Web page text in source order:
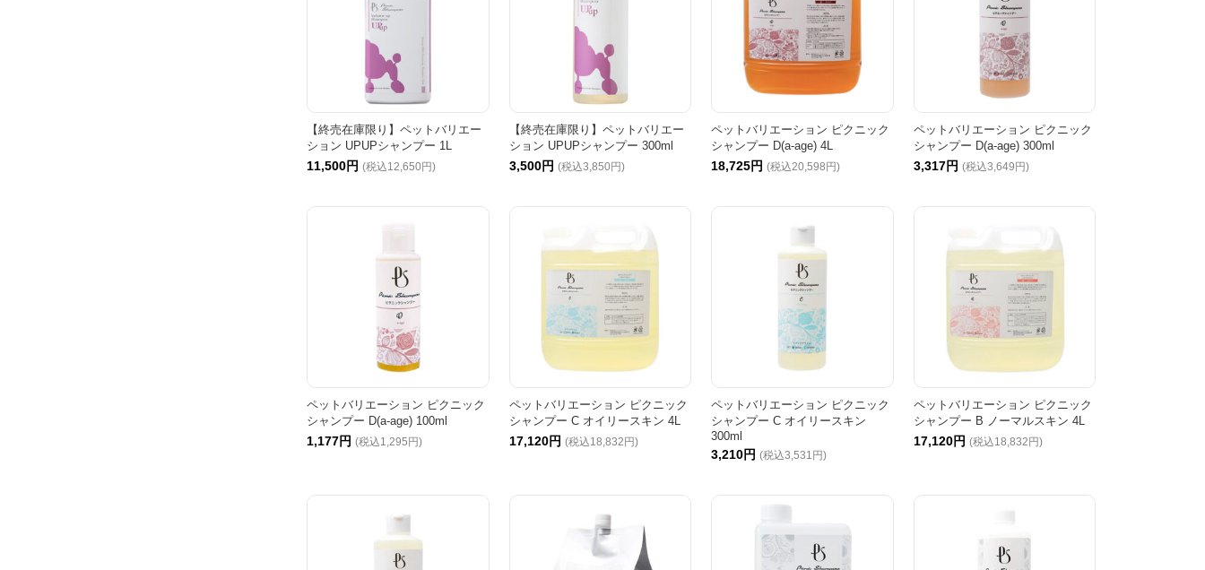
【終売在庫限り】ペットバリエー
ション UPUPシャンプー 1L
11,500円 (税込12,650円)
【終売在庫限り】ペットバリエー
ション UPUPシャンプー 300ml
3,500円 (税込3,850円)
ペットバリエーション ピクニック
シャンプー D(a-age) 4L
18,725円 (税込20,598円)
ペットバリエーション ピクニック
シャンプー D(a-age) 300ml
3,317円 (税込3,649円)
ペットバリエーション ピクニック
シャンプー D(a-age) 100ml
1,177円 (税込1,295円)
ペットバリエーション ピクニック
シャンプー C オイリースキン 4L
17,120円 (税込18,832円)
ペットバリエーション ピクニック
シャンプー C オイリースキン
300ml
3,210円 (税込3,531円)
ペットバリエーション ピクニック
シャンプー B ノーマルスキン 4L
17,120円 (税込18,832円)